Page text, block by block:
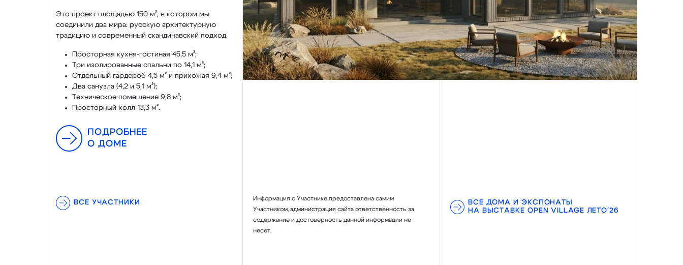
Это проект площадью 150 м², в котором мы
соединили два мира: русскую архитектурную
традицию и современный скандинавский подход.
Просторная кухня-гостиная 45,5 м²;
Три изолированные спальни по 14,1 м²;
Отдельный гардероб 4,5 м² и прихожая 9,4 м²;
Два санузла (4,2 и 5,1 м²);
Техническое помещение 9,8 м²;
Просторный холл 13,3 м².
ПОДРОБНЕЕ
О ДОМЕ
ВСЕ УЧАСТНИКИ
Информация о Участнике предоставлена самим
Участником, администрация сайта ответственность за
содержание и достоверность данной информации не
несет.
ВСЕ ДОМА И ЭКСПОНАТЫ
НА ВЫСТАВКЕ OPEN VILLAGE ЛЕТО'26